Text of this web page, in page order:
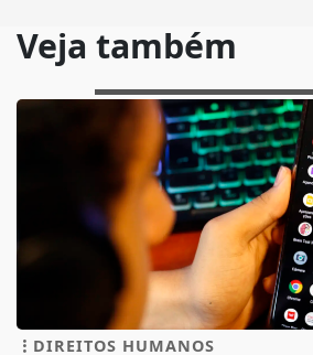
Veja também
DIREITOS HUMANOS